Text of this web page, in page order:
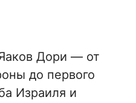
Дори — от
до первого
Израиля и